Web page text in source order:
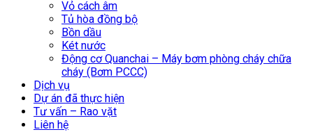
Vỏ cách âm
Tủ hòa đồng bộ
Bồn dầu
Két nước
Động cơ Quanchai – Máy bơm phòng cháy chữa
cháy (Bơm PCCC)
Dịch vụ
Dự án đã thực hiện
Tư vấn – Rao vặt
Liên hệ